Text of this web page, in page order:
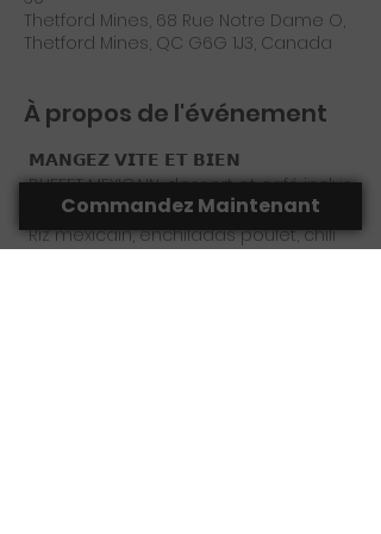
Thetford Mines, 68 Rue Notre Dame O,
Thetford Mines, QC G6G 1J3, Canada
À propos de l'événement
𝗠𝗔𝗡𝗚𝗘𝗭 𝗩𝗜𝗧𝗘 𝗘𝗧 𝗕𝗜𝗘𝗡
BUFFET MEXICAIN, dessert et café inclus
Riz mexicain, enchiladas poulet, chili
Commandez Maintenant